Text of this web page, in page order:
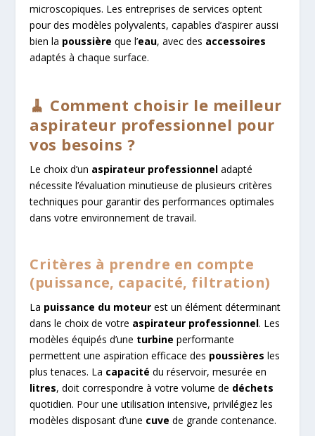
microscopiques. Les entreprises de services optent
pour des modèles polyvalents, capables d’aspirer aussi
bien la poussière que l’eau, avec des accessoires
adaptés à chaque surface.
🧹 Comment choisir le meilleur
aspirateur professionnel pour
vos besoins ?
Le choix d’un aspirateur professionnel adapté
nécessite l’évaluation minutieuse de plusieurs critères
techniques pour garantir des performances optimales
dans votre environnement de travail.
Critères à prendre en compte
(puissance, capacité, filtration)
La puissance du moteur est un élément déterminant
dans le choix de votre aspirateur professionnel. Les
modèles équipés d’une turbine performante
permettent une aspiration efficace des poussières les
plus tenaces. La capacité du réservoir, mesurée en
litres, doit correspondre à votre volume de déchets
quotidien. Pour une utilisation intensive, privilégiez les
modèles disposant d’une cuve de grande contenance.